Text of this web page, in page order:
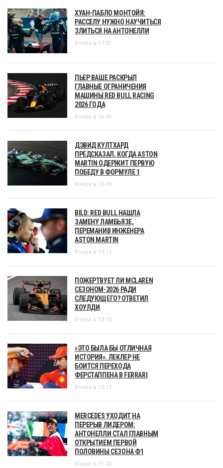
ХУАН-ПАБЛО МОНТОЙЯ:
РАССЕЛУ НУЖНО НАУЧИТЬСЯ
ЗЛИТЬСЯ НА АНТОНЕЛЛИ
Вчера в 17:01
ПЬЕР ВАШЕ РАСКРЫЛ
ГЛАВНЫЕ ОГРАНИЧЕНИЯ
МАШИНЫ RED BULL RACING
2026 ГОДА
Вчера в 16:05
ДЭВИД КУЛТХАРД
ПРЕДСКАЗАЛ, КОГДА ASTON
MARTIN ОДЕРЖИТ ПЕРВУЮ
ПОБЕДУ В ФОРМУЛЕ 1
Вчера в 15:09
BILD: RED BULL НАШЛА
ЗАМЕНУ ЛАМБЬЯЗЕ,
ПЕРЕМАНИВ ИНЖЕНЕРА
ASTON MARTIN
Вчера в 14:12
ПОЖЕРТВУЕТ ЛИ MCLAREN
СЕЗОНОМ-2026 РАДИ
СЛЕДУЮЩЕГО? ОТВЕТИЛ
ХОУЛДИ
Вчера в 13:15
«ЭТО БЫЛА БЫ ОТЛИЧНАЯ
ИСТОРИЯ». ЛЕКЛЕР НЕ
БОИТСЯ ПЕРЕХОДА
ФЕРСТАППЕНА В FERRARI
Вчера в 12:17
MERCEDES УХОДИТ НА
ПЕРЕРЫВ ЛИДЕРОМ:
АНТОНЕЛЛИ СТАЛ ГЛАВНЫМ
ОТКРЫТИЕМ ПЕРВОЙ
ПОЛОВИНЫ СЕЗОНА Ф1
Вчера в 11:20